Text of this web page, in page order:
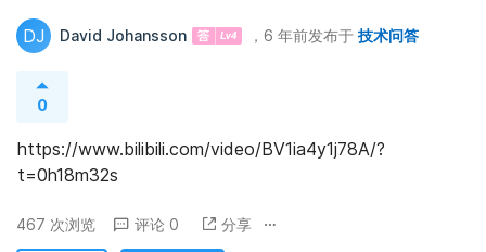
DJ David Johansson ，6 年前发布于 技术问答
0
https://www.bilibili.com/video/BV1ia4y1j78A/?
t=0h18m32s
467 次浏览 评论 0 分享